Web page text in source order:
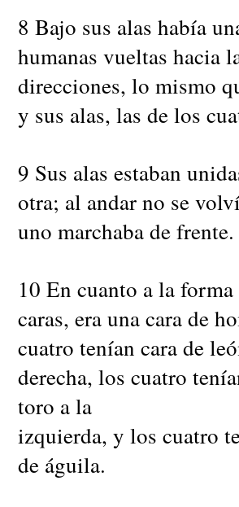
8 Bajo sus alas había
humanas vueltas hacia
direcciones, lo mismo
y sus alas, las de los
9 Sus alas estaban
otra; al andar no se
uno marchaba de frente.
10 En cuanto a la forma
caras, era una cara de
cuatro tenían cara de
derecha, los cuatro
toro a la
izquierda, y los cuatro
de águila.